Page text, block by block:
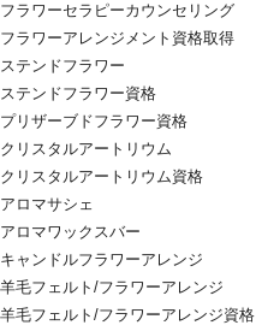
フラワーセラピーカウンセリング
フラワーアレンジメント資格取得
ステンドフラワー
ステンドフラワー資格
プリザーブドフラワー資格
クリスタルアートリウム
クリスタルアートリウム資格
アロマサシェ
アロマワックスバー
キャンドルフラワーアレンジ
羊毛フェルト/フラワーアレンジ
羊毛フェルト/フラワーアレンジ資格